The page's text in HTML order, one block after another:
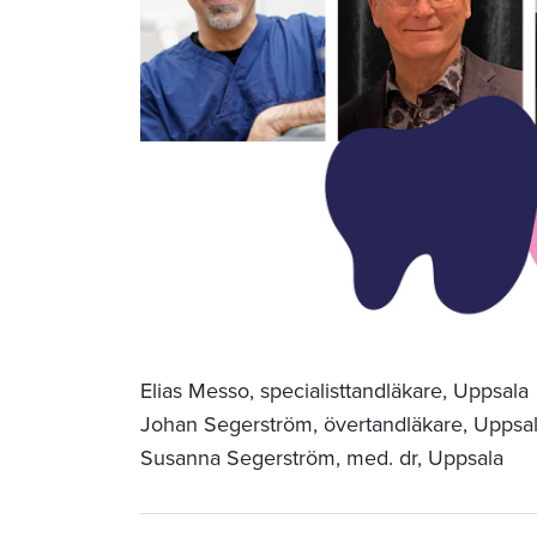
Elias Messo, specialisttandläkare, Uppsala
Johan Segerström, övertandläkare,
Susanna Segerström, med. dr, Uppsala